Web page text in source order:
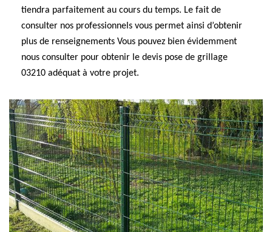
tiendra parfaitement au cours du temps. Le fait de
consulter nos professionnels vous permet ainsi d’obtenir
plus de renseignements Vous pouvez bien évidemment
nous consulter pour obtenir le devis pose de grillage
03210 adéquat à votre projet.